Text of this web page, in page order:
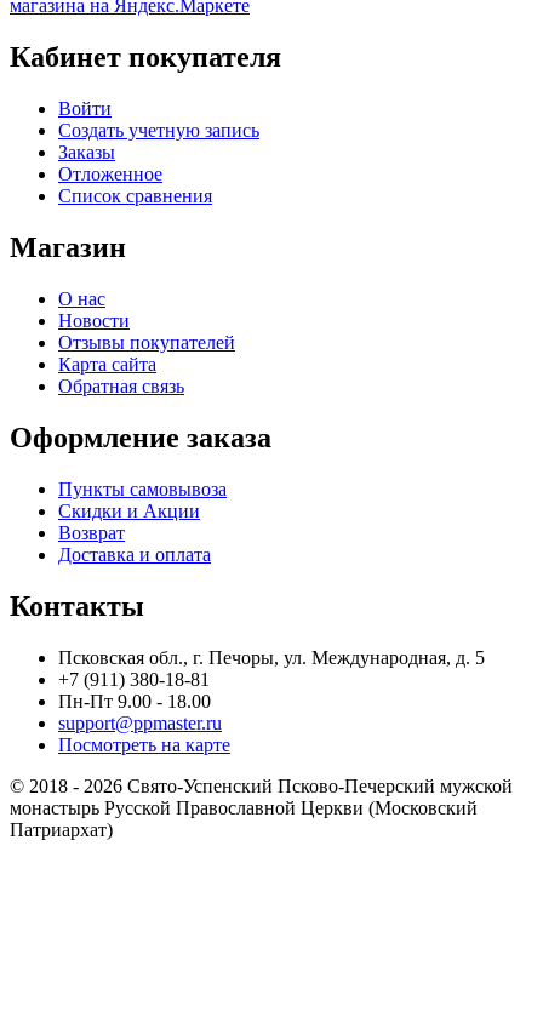
Кабинет покупателя
Войти
Создать учетную запись
Заказы
Отложенное
Список сравнения
Магазин
О нас
Новости
Отзывы покупателей
Карта сайта
Обратная связь
Оформление заказа
Пункты самовывоза
Скидки и Акции
Возврат
Доставка и оплата
Контакты
Псковская обл., г. Печоры, ул. Международная, д. 5
+7 (911) 380-18-81
Пн-Пт 9.00 - 18.00
support@ppmaster.ru
Посмотреть на карте
© 2018 - 2026 Свято-Успенский Псково-Печерский мужской
монастырь Русской Православной Церкви (Московский
Патриархат)